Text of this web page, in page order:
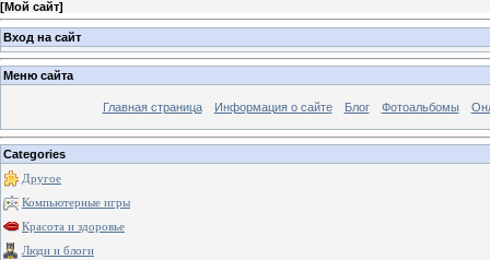
[Мой сайт]
Вход на сайт
Меню сайта
Главная страница Информация о сайте Блог Фотоальбомы
Categories
Другое
Компьютерные игры
Красота и здоровье
Люди и блоги